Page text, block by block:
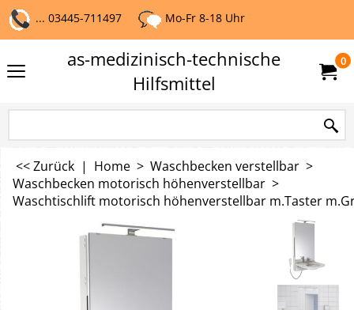
... 03445-711497 Mo-Fr 8-18 Uhr
as-medizinisch-technische
Hilfsmittel
0
<< Zurück | Home > Waschbecken verstellbar >
Waschbecken motorisch höhenverstellbar >
Waschtischlift motorisch höhenverstellbar m.Taster